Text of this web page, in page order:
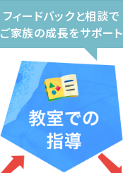
フィードバックと相談で
ご家族の成長をサポート
所沢市
越谷市
志木市
八王子市
町田市
品川区
江東区
立川市
川崎市多摩区
横浜市緑区
川崎市高津区
横浜市金沢区
横浜市中区
大阪市東淀川区
枚方市
大阪市中央区
大阪市阿倍野区
大阪市北区